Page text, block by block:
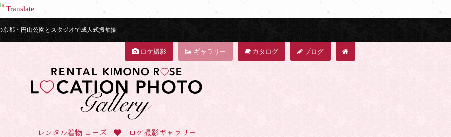
Translate
都・円山公園とスタジオで成人式振袖撮
ロケ撮影 ギャラリー カタログ ブログ
レンタル着物 ローズ ロケ撮影ギャラリー